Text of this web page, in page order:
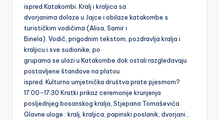
ispred Katakombi. Kralj i kraljica sa
dvorjanima dolaze u Jajce i obilaze katakombe s
turističkim vodičima (Alisa, Samir i
Binela). Vodič, prigodnim tekstom, pozdravlja kralja i
kraljicu i sve sudionike, po
grupama se ulazi u Katakombe dok ostali razgledavaju
postavljene štandove na platou
ispred. Kulturno umjetnička društva prate pjesmom?
17:00-17:30 Kratki prikaz ceremonije krunjenja
posljednjeg bosanskog kralja, Stjepana Tomaševića
Glavne uloge : kralj, kraljica, papinski poslanik, dvorjani…